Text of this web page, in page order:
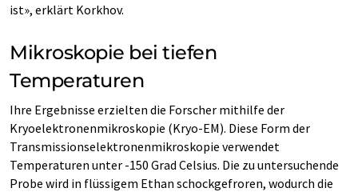
ist», erklärt Korkhov.
Mikroskopie bei tiefen
Temperaturen
Ihre Ergebnisse erzielten die Forscher mithilfe der
Kryoelektronenmikroskopie (Kryo-EM). Diese Form der
Transmissionselektronenmikroskopie verwendet
Temperaturen unter -150 Grad Celsius. Die zu untersuchende
Probe wird in flüssigem Ethan schockgefroren, wodurch die